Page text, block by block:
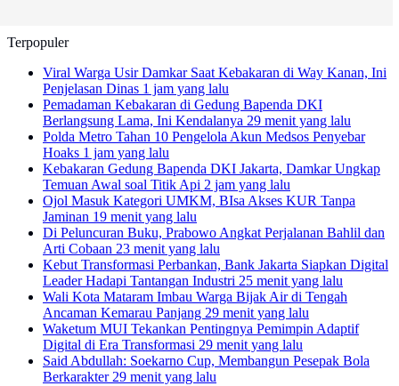
Terpopuler
Viral Warga Usir Damkar Saat Kebakaran di Way Kanan, Ini
Penjelasan Dinas 1 jam yang lalu
Pemadaman Kebakaran di Gedung Bapenda DKI
Berlangsung Lama, Ini Kendalanya 29 menit yang lalu
Polda Metro Tahan 10 Pengelola Akun Medsos Penyebar
Hoaks 1 jam yang lalu
Kebakaran Gedung Bapenda DKI Jakarta, Damkar Ungkap
Temuan Awal soal Titik Api 2 jam yang lalu
Ojol Masuk Kategori UMKM, BIsa Akses KUR Tanpa
Jaminan 19 menit yang lalu
Di Peluncuran Buku, Prabowo Angkat Perjalanan Bahlil dan
Arti Cobaan 23 menit yang lalu
Kebut Transformasi Perbankan, Bank Jakarta Siapkan Digital
Leader Hadapi Tantangan Industri 25 menit yang lalu
Wali Kota Mataram Imbau Warga Bijak Air di Tengah
Ancaman Kemarau Panjang 29 menit yang lalu
Waketum MUI Tekankan Pentingnya Pemimpin Adaptif
Digital di Era Transformasi 29 menit yang lalu
Said Abdullah: Soekarno Cup, Membangun Pesepak Bola
Berkarakter 29 menit yang lalu